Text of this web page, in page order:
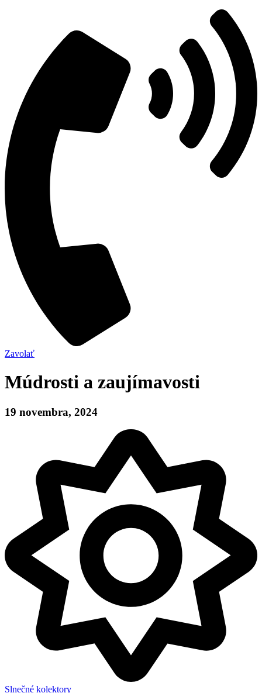
Zavolať
Múdrosti a zaujímavosti
19 novembra, 2024
Slnečné kolektory